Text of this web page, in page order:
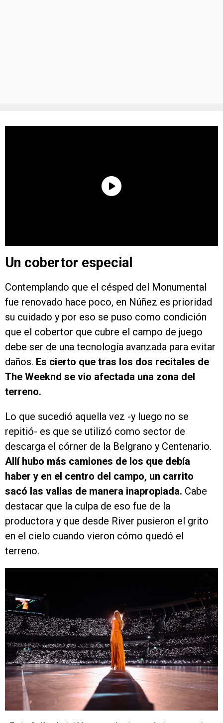
Un cobertor especial
Contemplando que el césped del Monumental
fue renovado hace poco, en Núñez es prioridad
su cuidado y por eso se puso como condición
que el cobertor que cubre el campo de juego
debe ser de una tecnología avanzada para evitar
daños. Es cierto que tras los dos recitales de
The Weeknd se vio afectada una zona del
terreno.
Lo que sucedió aquella vez -y luego no se
repitió- es que se utilizó como sector de
descarga el córner de la Belgrano y Centenario.
Allí hubo más camiones de los que debía
haber y en el centro del campo, un carrito
sacó las vallas de manera inapropiada. Cabe
destacar que la culpa de eso fue de la
productora y que desde River pusieron el grito
en el cielo cuando vieron cómo quedó el
terreno.